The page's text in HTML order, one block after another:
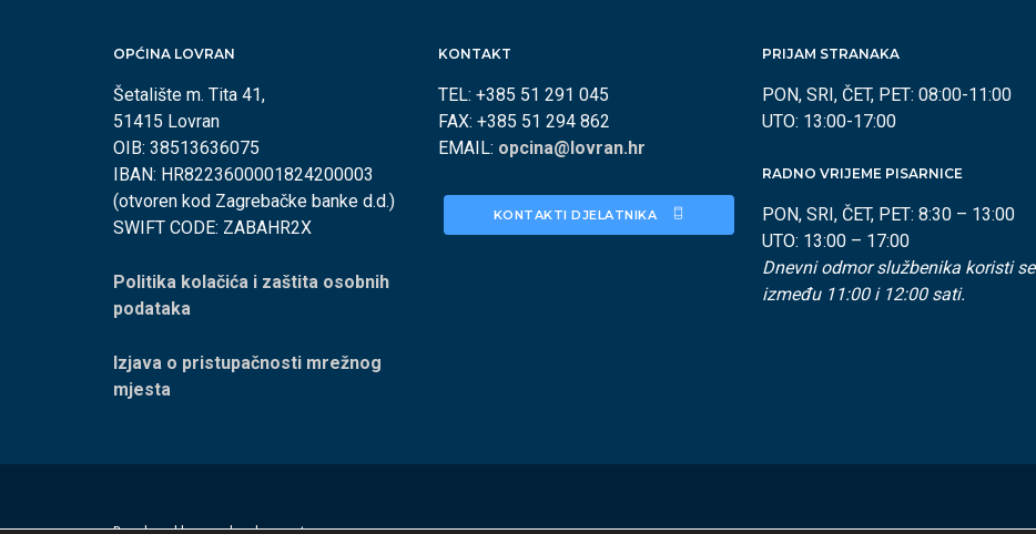
OPĆINA LOVRAN
Šetalište m. Tita 41,
51415 Lovran
OIB: 38513636075
IBAN: HR8223600001824200003
(otvoren kod Zagrebačke banke d.d.)
SWIFT CODE: ZABAHR2X
Politika kolačića i zaštita osobnih
podataka
Izjava o pristupačnosti mrežnog
mjesta
KONTAKT
TEL: +385 51 291 045
FAX: +385 51 294 862
EMAIL: opcina@lovran.hr
KONTAKTI DJELATNIKA
PRIJAM STRANAKA
PON, SRI, ČET, PET: 08:00-11:00
UTO: 13:00-17:00
RADNO VRIJEME PISARNICE
PON, SRI, ČET, PET: 8:30 – 13:00
UTO: 13:00 – 17:00
Dnevni odmor službenika koristi se
između 11:00 i 12:00 sati.